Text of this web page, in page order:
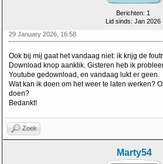
Berichten: 1
Lid sinds: Jan 2026
29 January 2026, 16:58
Ook bij mij gaat het vandaag niet: ik krijg de
Download knop aanklik. Gisteren heb ik
Youtube gedownload, en vandaag lukt er geen.
Wat kan ik doen om het weer te laten werken?
doen?
Bedankt!
Zoek
Marty54